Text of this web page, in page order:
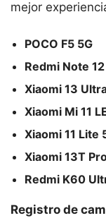
mejor
POCO F5 5G
Redmi Note
Xiaomi 13
Xiaomi Mi 11
Xiaomi 11 Lite
Xiaomi 13T
Redmi K60
Registro de